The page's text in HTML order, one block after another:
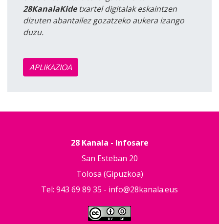
28KanalaKidetxartel digitalak eskaintzen
dizuten abantailez gozatzeko aukera izango
duzu.
APLIKAZIOA
28 Kanala - Infosare
San Esteban 20
Tolosa (Gipuzkoa)
Tel: 943 69 89 35 - info@28kanala.eus